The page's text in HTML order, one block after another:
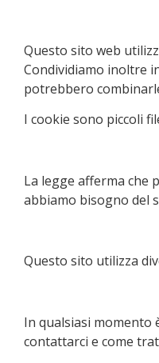
Questo sito web
Condividiamo inoltre
potrebbero
I cookie sono piccoli
La legge afferma che
abbiamo bisogno del
Questo sito utilizza
In qualsiasi momento
contattarci e come